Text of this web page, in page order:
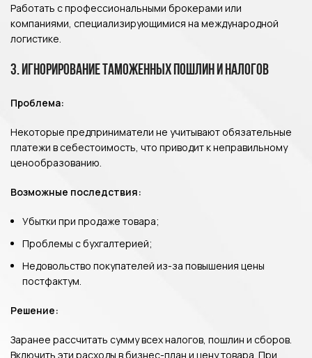
Работать с профессиональными брокерами или
компаниями, специализирующимися на международной
логистике.
3. Игнорирование таможенных пошлин и налогов
Проблема:
Некоторые предприниматели не учитывают обязательные
платежи в себестоимость, что приводит к неправильному
ценообразованию.
Возможные последствия:
Убытки при продаже товара;
Проблемы с бухгалтерией;
Недовольство покупателей из-за повышения цены
постфактум.
Решение:
Заранее рассчитать сумму всех налогов, пошлин и сборов.
Включить эти расходы в бизнес-план и цену товара. При